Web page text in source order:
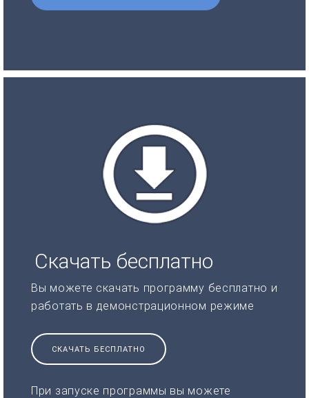
Скачать бесплатно
Вы можете скачать программу бесплатно и
работать в демонстрационном режиме
СКАЧАТЬ БЕСПЛАТНО
При запуске программы вы можете